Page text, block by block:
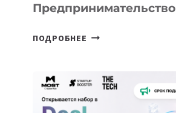
Предпринимательство
ПОДРОБНЕЕ ОТ
АЛМАТЫ:
КАК
AI